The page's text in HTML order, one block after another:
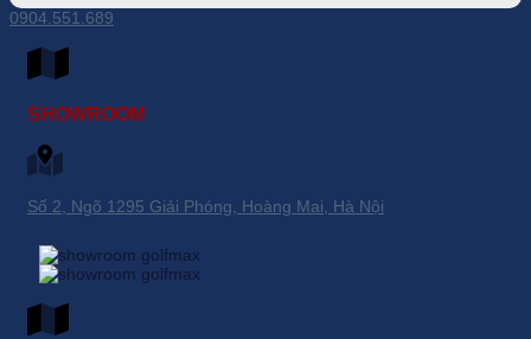
0904.551.689
SHOWROOM
Số 2, Ngõ 1295 Giải Phóng, Hoàng Mai, Hà Nội